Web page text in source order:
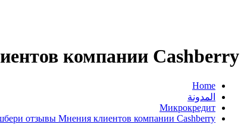
компании Cashberry
Home
المدونة
Микрокредит
отзывы Мнения клиентов компании Cashberry